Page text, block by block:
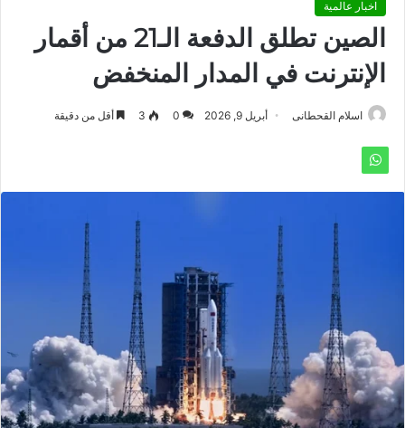
اخبار عالمية
الصين تطلق الدفعة الـ21 من أقمار
الإنترنت في المدار المنخفض
اسلام القحطانى أبريل 9, 2026 0
3 أقل من دقيقة